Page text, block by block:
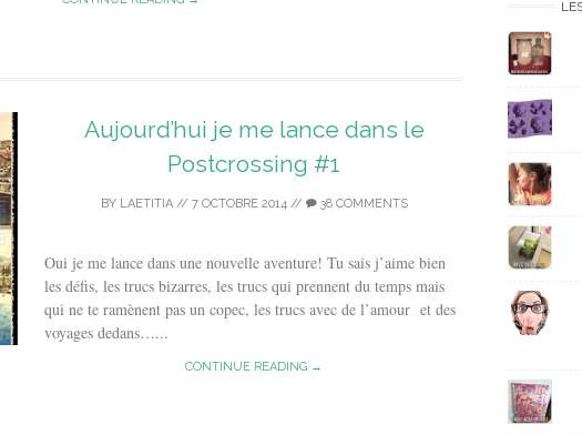
Aujourd’hui je me lance dans le
Postcrossing #1
BY LAETITIA// 7 OCTOBRE 2014 // 38 COMMENTS
Oui je me lance dans une nouvelle aventure! Tu sais j’aime bien
les défis, les trucs bizarres, les trucs qui prennent du temps mais
qui ne te ramènent pas un copec, les trucs avec de l’amour et des
voyages dedans…...
CONTINUE READING →